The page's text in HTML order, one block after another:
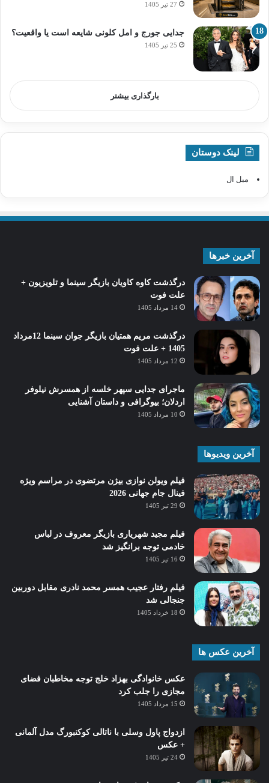
27 تیر 1405
جدایی جورج و امل کلونی شایعه است یا واقعیت؟
25 تیر 1405
بارگذاری بیشتر
لینک دوستان
مبل ال
آخرین خبرها
درگذشت کاوه کاویان بازیگر سینما و تلویزیون +
علت فوت
14 مرداد 1405
درگذشت مریم همتیان بازیگر جوان سینما 12مرداد
1405 + علت فوت
12 مرداد 1405
ماجرای جدایی سپهر خلسه از همسرش نیلوفر
اردلان؛ بیوگرافی و داستان آشنایی
10 مرداد 1405
آخرین ویدیوها
فیلم ویولن نوازی بیژن مرتضوی در مراسم ویژه
فینال جام جهانی 2026
29 تیر 1405
فیلم مجید شهریاری بازیگر معروف در لباس
خادمی توجه برانگیز شد
16 تیر 1405
فیلم رفتار عجیب همسر محمد نادری مقابل دوربین
جنجالی شد
18 خرداد 1405
آخرین عکس ها
عکس خانوادگی بهزاد خلج توجه مخاطبان فضای
مجازی را جلب کرد
15 مرداد 1405
ازدواج پاول وسلی با ناتالی کوکنبورگ مدل آلمانی
+ عکس
24 تیر 1405